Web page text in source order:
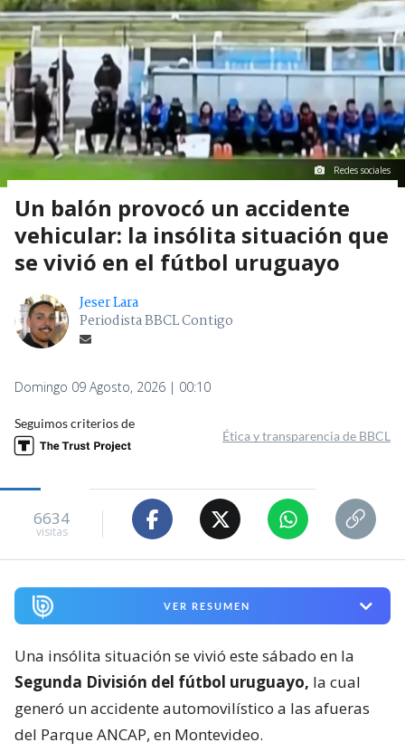
Redes sociales
Un balón provocó un accidente
vehicular: la insólita situación que
se vivió en el fútbol uruguayo
Jeser Lara
Periodista BBCL Contigo
Domingo 09 Agosto, 2026 | 00:10
Seguimos criterios de
Ética y transparencia de BBCL
6634
visitas
VER RESUMEN
Una insólita situación se vivió este sábado en la
Segunda División del fútbol uruguayo, la cual
generó un accidente automovilístico a las afueras
del Parque ANCAP, en Montevideo.